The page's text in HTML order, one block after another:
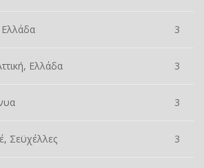
Ελλάδα 3
Ελλάδα 3
3
Σεϋχέλλες 3